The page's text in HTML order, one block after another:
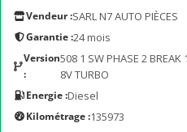
Vendeur :SARL N7 AUTO PIÈCES
Garantie :24 mois
Version
:
508 1 SW PHASE 2 BREAK
8V TURBO
Energie :Diesel
Kilométrage :135973